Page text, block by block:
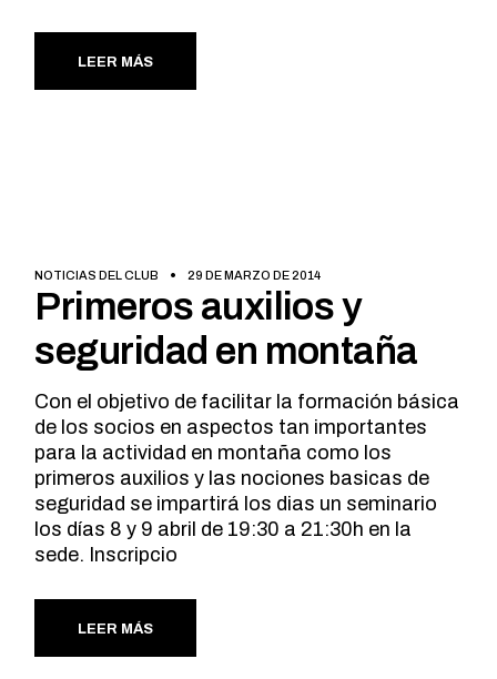
LEER MÁS
NOTICIAS DEL CLUB 29 DE MARZO DE 2014
Primeros auxilios y
seguridad en montaña
Con el objetivo de facilitar la formación básica
de los socios en aspectos tan importantes
para la actividad en montaña como los
primeros auxilios y las nociones basicas de
seguridad se impartirá los dias un seminario
los días 8 y 9 abril de 19:30 a 21:30h en la
sede. Inscripcio
LEER MÁS